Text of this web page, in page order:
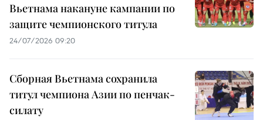
Вьетнама накануне кампании по
защите чемпионского титула
24/07/2026 09:20
Сборная Вьетнама сохранила
титул чемпиона Азии по пенчак-
силату